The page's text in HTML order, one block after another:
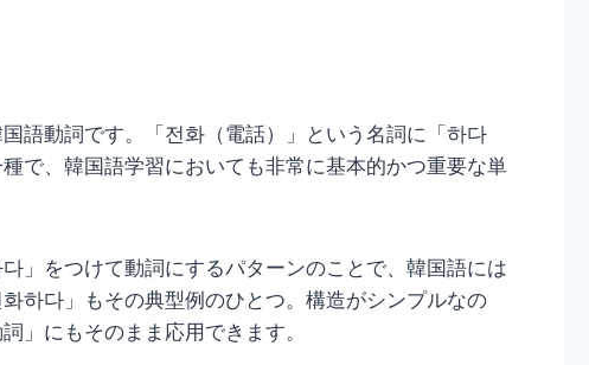
語動詞です。「전화（電話）」という名詞に「하다
で、韓国語学習においても非常に基本的かつ重要な単
」をつけて動詞にするパターンのことで、韓国語には
하다」もその典型例のひとつ。構造がシンプルなの
」にもそのまま応用できます。